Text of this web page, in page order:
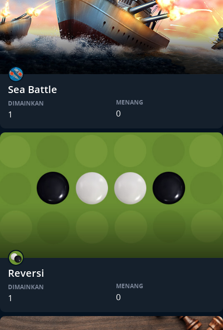
Sea Battle
DIMAINKAN
1
MENANG
0
Reversi
DIMAINKAN
1
MENANG
0